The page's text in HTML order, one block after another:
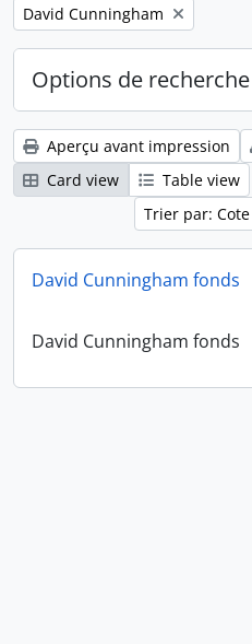
Remove filter:
David Cunningham
Options de
Aperçu avant impression
Card view
Table view
Trier par: Cote
David Cunningham fonds
David Cunningham fonds